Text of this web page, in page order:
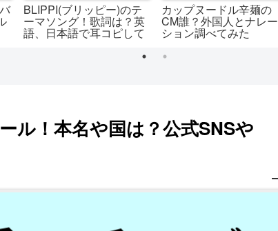
【骨格診断ウェーブ】貧
乳に見えるってほんと？
調べてみました！
【ブルべ夏×骨格ウェー
ブ】診断結果をどう活か
す？まわりの反応は？
ル！本名や国は？公式SNSや